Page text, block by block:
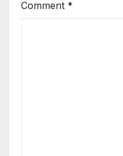
Comment *